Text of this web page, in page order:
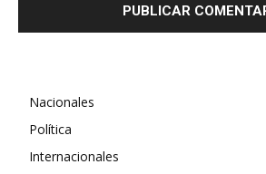
Nacionales
Política
Internacionales